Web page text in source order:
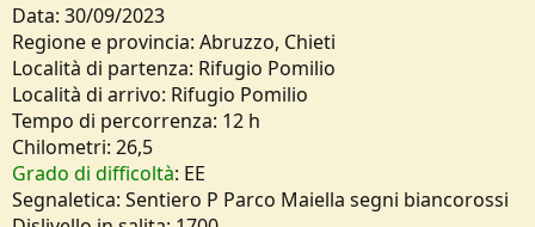
n
e
Data: 30/09/2023
Regione e provincia: Abruzzo, Chieti
Località di partenza: Rifugio Pomilio
Località di arrivo: Rifugio Pomilio
Tempo di percorrenza: 12 h
Chilometri: 26,5
Grado di difficoltà: EE
Segnaletica: Sentiero P Parco Maiella segni biancorossi